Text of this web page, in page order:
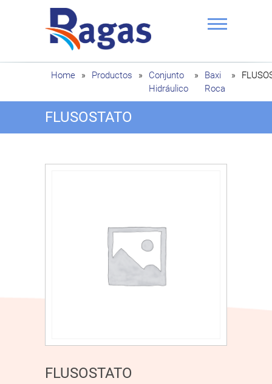
Ragas
Home » Productos »
Conjunto
Hidráulico
»
Baxi
Roca
»
FLUSOSTATO
FLUSOSTATO